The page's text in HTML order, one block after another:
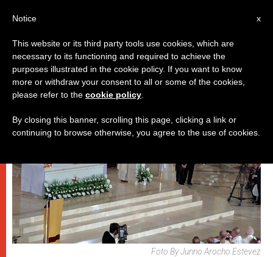
PAPI
Foto By Junno Arocho Estevez
x
Notice
This website or its third party tools use cookies, which are
necessary to its functioning and required to achieve the
purposes illustrated in the cookie policy. If you want to know
more or withdraw your consent to all or some of the cookies,
please refer to the cookie policy
By closing this banner, scrolling this page, clicking a link or
continuing to browse otherwise, you agree to the use of cookies.